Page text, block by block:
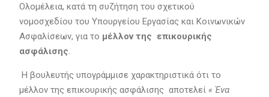
Ολομέλεια, κατά τη συζήτηση του σχετικού
νομοσχεδίου του Υπουργείου Εργασίας και Κοινωνικών
Ασφαλίσεων, για το μέλλον της επικουρικής
ασφάλισης.
Η βουλευτής υπογράμμισε χαρακτηριστικά ότι το
μέλλον της επικουρικής ασφάλισης αποτελεί « Ένα